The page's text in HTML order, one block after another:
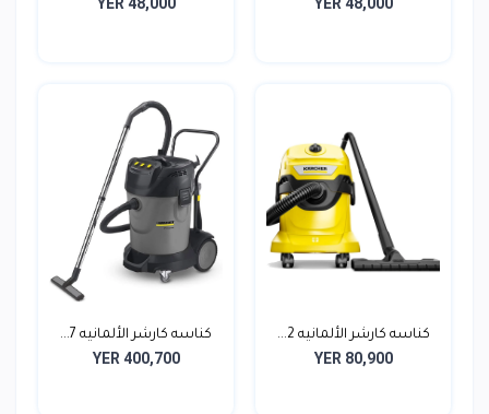
كناسه كارشر الألمانيه 2...
YER 80,900
كناسه كارشر الألمانيه 7...
YER 400,700